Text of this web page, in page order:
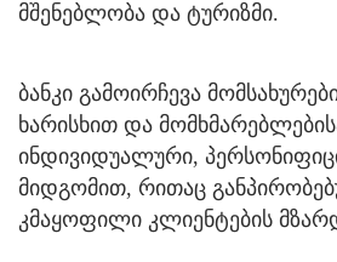
მშენებლობა და ტურიზმი.
ბანკი გამოირჩევა
ხარისხით და
ინდივიდუალური,
მიდგომით, რითაც
კმაყოფილი კლიენტების